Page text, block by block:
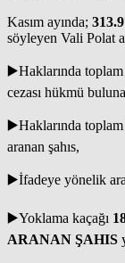
Kasım ayında;
söyleyen Vali Polat
▶️Haklarında toplam
cezası hükmü
▶️Haklarında toplam
aranan şahıs,
▶️İfadeye yönelik
▶️Yoklama kaçağı
ARANAN ŞAHIS